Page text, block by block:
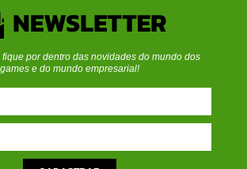
por dentro das novidades do mundo dos
games e do mundo empresarial!